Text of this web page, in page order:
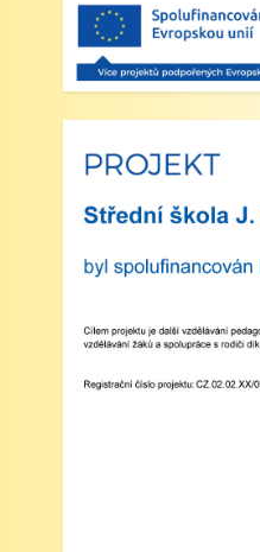
Třídní výlet
Zveřejněno:
Výlet do ZOO
Zveřejněno:
plavecká výuka,
Třídní schůzky dne